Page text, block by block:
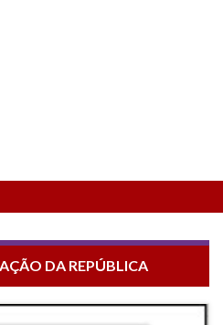
DA REPÚBLICA